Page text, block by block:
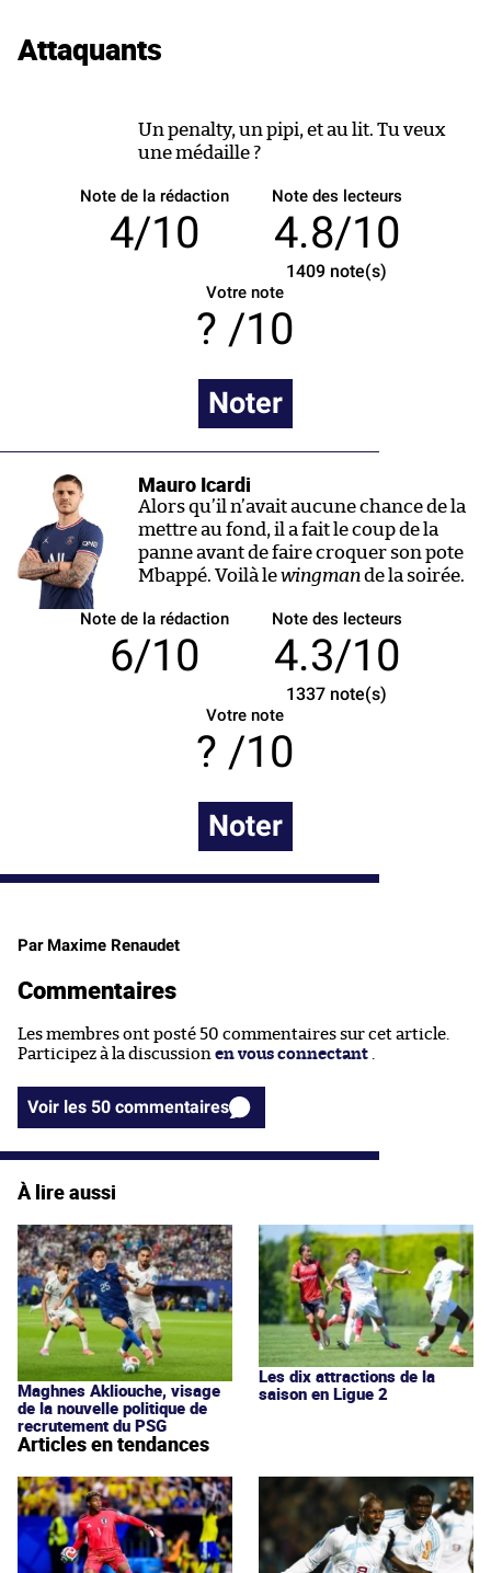
Attaquants
Un penalty, un pipi, et au lit. Tu veux
une médaille ?
Note de la rédaction
4/10
Note des lecteurs
4.8/10
1409 note(s)
Votre note
/10
Noter
Mauro Icardi
Alors qu’il n’avait aucune chance de la
mettre au fond, il a fait le coup de la
panne avant de faire croquer son pote
Mbappé. Voilà lewingmande la soirée.
Note de la rédaction
6/10
Note des lecteurs
4.3/10
1337 note(s)
Votre note
/10
Noter
Par Maxime Renaudet
Commentaires
Les membres ont posté 50 commentaires sur cet article.
Participez à la discussion en vous connectant
Voir les 50 commentaires
À lire aussi
Maghnes Akliouche, visage
de la nouvelle politique de
recrutement du PSG
Les dix attractions de la
saison en Ligue 2
Articles en tendances